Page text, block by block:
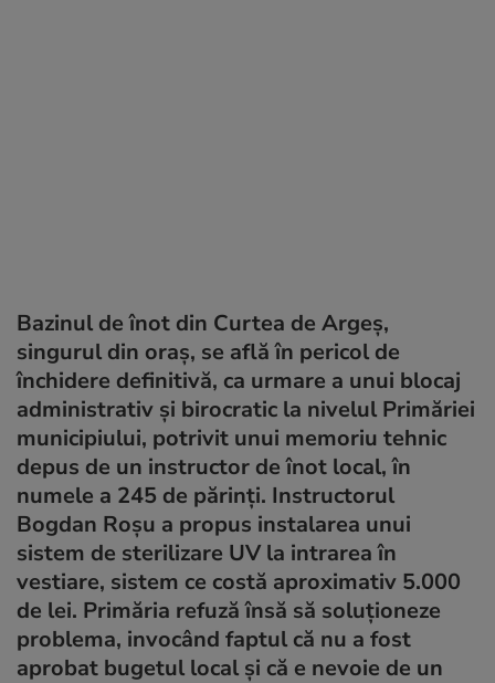
Bazinul de înot din Curtea de Argeș,
singurul din oraș, se află în pericol de
închidere definitivă, ca urmare a unui blocaj
administrativ și birocratic la nivelul Primăriei
municipiului, potrivit unui memoriu tehnic
depus de un instructor de înot local, în
numele a 245 de părinți. Instructorul
Bogdan Roșu a propus instalarea unui
sistem de sterilizare UV la intrarea în
vestiare, sistem ce costă aproximativ 5.000
de lei. Primăria refuză însă să soluționeze
problema, invocând faptul că nu a fost
aprobat bugetul local și că e nevoie de un